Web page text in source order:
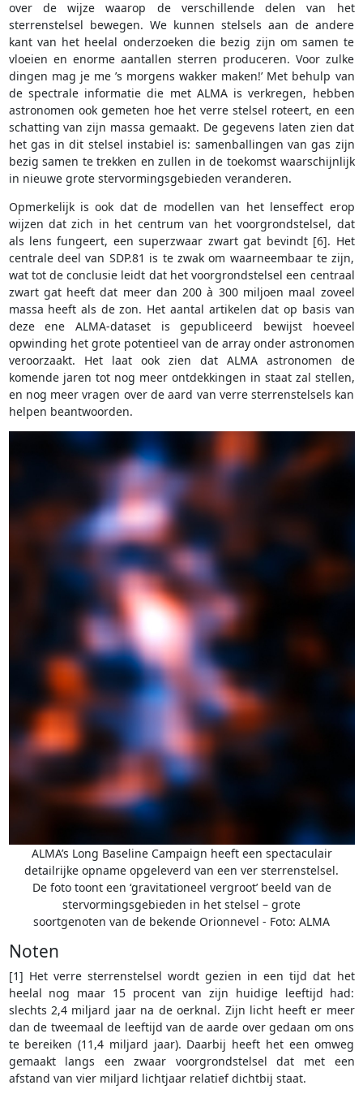
over de wijze waarop de verschillende delen van het
sterrenstelsel bewegen. We kunnen stelsels aan de andere
kant van het heelal onderzoeken die bezig zijn om samen te
vloeien en enorme aantallen sterren produceren. Voor zulke
dingen mag je me ’s morgens wakker maken!’ Met behulp van
de spectrale informatie die met ALMA is verkregen, hebben
astronomen ook gemeten hoe het verre stelsel roteert, en een
schatting van zijn massa gemaakt. De gegevens laten zien dat
het gas in dit stelsel instabiel is: samenballingen van gas zijn
bezig samen te trekken en zullen in de toekomst waarschijnlijk
in nieuwe grote stervormingsgebieden veranderen.
Opmerkelijk is ook dat de modellen van het lenseffect erop
wijzen dat zich in het centrum van het voorgrondstelsel, dat
als lens fungeert, een superzwaar zwart gat bevindt [6]. Het
centrale deel van SDP.81 is te zwak om waarneembaar te zijn,
wat tot de conclusie leidt dat het voorgrondstelsel een centraal
zwart gat heeft dat meer dan 200 à 300 miljoen maal zoveel
massa heeft als de zon. Het aantal artikelen dat op basis van
deze ene ALMA-dataset is gepubliceerd bewijst hoeveel
opwinding het grote potentieel van de array onder astronomen
veroorzaakt. Het laat ook zien dat ALMA astronomen de
komende jaren tot nog meer ontdekkingen in staat zal stellen,
en nog meer vragen over de aard van verre sterrenstelsels kan
helpen beantwoorden.
ALMA’s Long Baseline Campaign heeft een spectaculair
detailrijke opname opgeleverd van een ver sterrenstelsel.
De foto toont een ‘gravitationeel vergroot’ beeld van de
stervormingsgebieden in het stelsel – grote
soortgenoten van de bekende Orionnevel - Foto: ALMA
Noten
[1] Het verre sterrenstelsel wordt gezien in een tijd dat het
heelal nog maar 15 procent van zijn huidige leeftijd had:
slechts 2,4 miljard jaar na de oerknal. Zijn licht heeft er meer
dan de tweemaal de leeftijd van de aarde over gedaan om ons
te bereiken (11,4 miljard jaar). Daarbij heeft het een omweg
gemaakt langs een zwaar voorgrondstelsel dat met een
afstand van vier miljard lichtjaar relatief dichtbij staat.